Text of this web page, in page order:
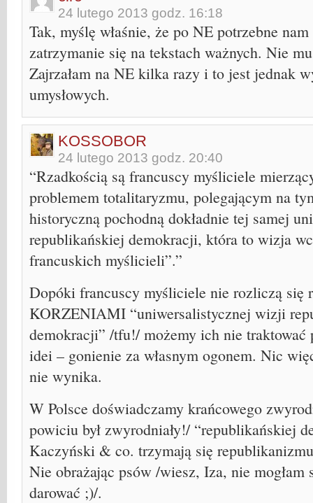
24 lutego 2013 godz. 16:18
Tak, myślę właśnie, że po NE potrzebne
zatrzymanie się na tekstach ważnych. Nie
Zajrzałam na NE kilka razy i to jest jednak
umysłowych.
KOSSOBOR
24 lutego 2013 godz. 20:40
“Rzadkością są francuscy myśliciele
problemem totalitaryzmu, polegającym na
historyczną pochodną dokładnie tej samej
republikańskiej demokracji, która to wizja
francuskich myślicieli”.”
Dopóki francuscy myśliciele nie rozliczą się
KORZENIAMI “uniwersalistycznej wizji
demokracji” /tfu!/ możemy ich nie traktować
idei – gonienie za własnym ogonem. Nic
nie wynika.
W Polsce doświadczamy krańcowego
powiciu był zwyrodniały!/ “republikańskiej
Kaczyński & co. trzymają się
Nie obrażając psów /wiesz, Iza, nie mogłam
darować ;)/.